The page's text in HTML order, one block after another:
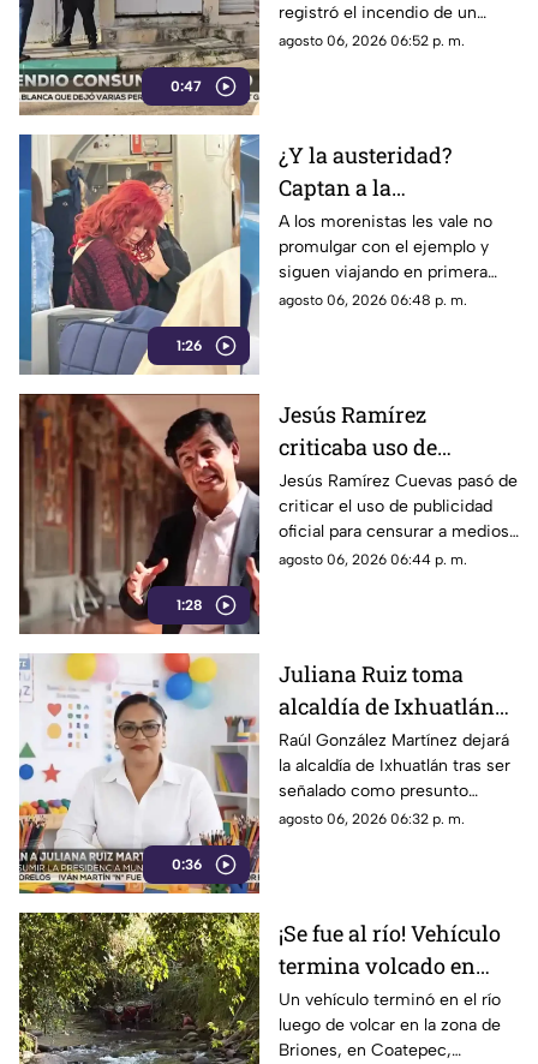
0:47
registró el incendio de un
vehículo, lo que movilizó a
agosto 06, 2026 06:52 p. m.
1:26
¿Y la austeridad?
Captan a la
gobernadora Layda
Sansores viajando en
primera clase a Madrid
A los morenistas les vale no
promulgar con el ejemplo y
siguen viajando en primera
clase a otros países.
agosto 06, 2026 06:48 p. m.
1:28
Jesús Ramírez
criticaba uso de
publicidad oficial para
censurar a medios, hoy
es pieza clave en
estrategia de censura
Jesús Ramírez Cuevas pasó de
criticar el uso de publicidad
oficial para censurar a medios
de comunicación, a ser pieza
agosto 06, 2026 06:44 p. m.
0:36
Juliana Ruiz toma
alcaldía de Ixhuatlán
para que Raúl González
enfrente investigación
por homicidio
Raúl González Martínez dejará
la alcaldía de Ixhuatlán tras ser
señalado como presunto
culpable por el homicidio de la
agosto 06, 2026 06:32 p. m.
¡Se fue al río! Vehículo
termina volcado en
Coatepec (+VIDEO)
Un vehículo terminó en el río
luego de volcar en la zona de
Briones, en Coatepec,